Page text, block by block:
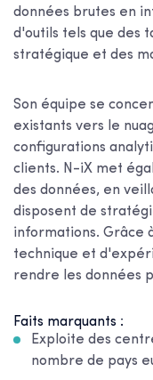
données brutes en
d'outils tels que des
stratégique et des
Son équipe se
existants vers le
configurations
clients. N-iX met
des données, en
disposent de
informations. Grâce
technique et
rendre les données
Faits marquants :
Exploite des
nombre de pays